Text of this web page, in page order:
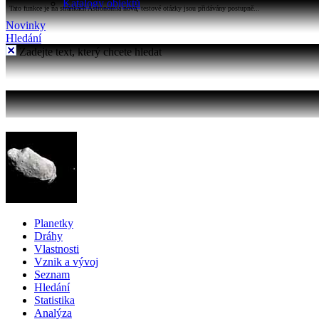
Katalogy objektů
Tato funkce je na stránkách Astronomia nová, testové otázky jsou přidávány postupně...
Novinky
Hledání
Zadejte text, který chcete hledat
Planetky
Dráhy
Vlastnosti
Vznik a vývoj
Seznam
Hledání
Statistika
Analýza